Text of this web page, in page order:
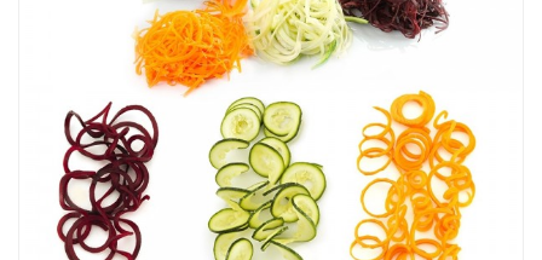
Երեխաների Համար
Լավագույն Վաճառք